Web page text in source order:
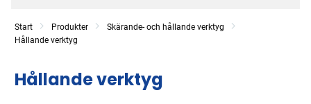
Start Produkter
Skärande- och hållande verktyg
Hållande verktyg
Hållande verktyg